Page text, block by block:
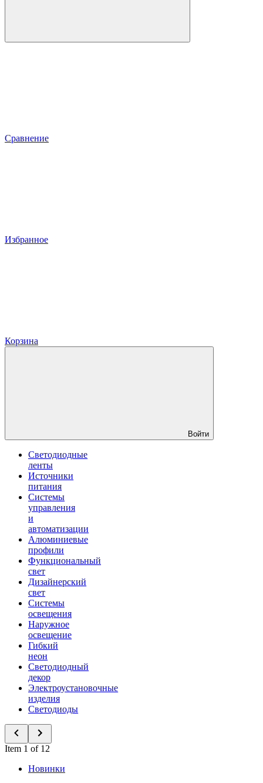
Сравнение
Избранное
Корзина
Войти
Светодиодные
ленты
Источники
питания
Системы
управления
и
автоматизации
Алюминиевые
профили
Функциональный
свет
Дизайнерский
свет
Системы
освещения
Наружное
освещение
Гибкий
неон
Светодиодный
декор
Электроустановочные
изделия
Светодиоды
Item 1 of 12
Новинки